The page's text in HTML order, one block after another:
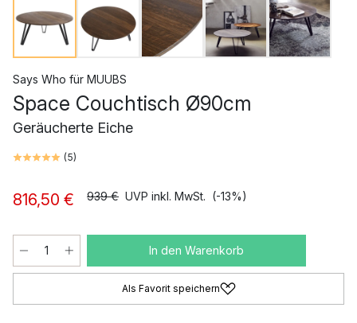
Says Who für MUUBS
Space Couchtisch Ø90cm
Geräucherte Eiche
(5)
816,50 € 939 € UVP inkl. MwSt. (-13%)
In den Warenkorb
Als Favorit speichern